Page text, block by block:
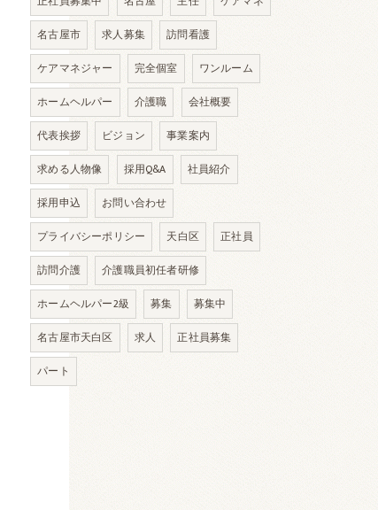
名古屋市
求人募集
訪問看護
ケアマネジャー
完全個室
ワンルーム
ホームヘルパー
介護職
会社概要
代表挨拶
ビジョン
事業案内
求める人物像
採用Q&A
社員紹介
採用申込
お問い合わせ
プライバシーポリシー
天白区
正社員
訪問介護
介護職員初任者研修
ホームヘルパー2級
募集
募集中
名古屋市天白区
求人
正社員募集
パート